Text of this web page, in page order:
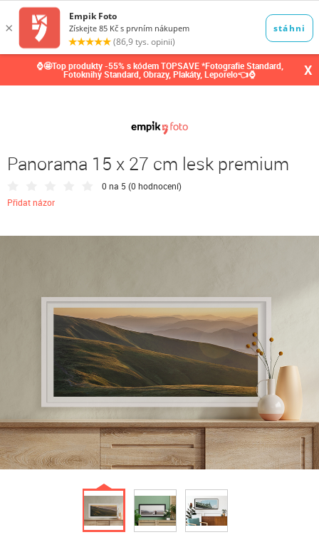
⌚🤩Top produkty -55% s kódem TOPSAVE *Fotografie Standard,
Fotoknihy Standard, Obrazy, Plakáty, Leporelo👈⌚ X
Panorama 15 x 27 cm lesk premium
0 na 5 (0 hodnocení)
Přidat názor